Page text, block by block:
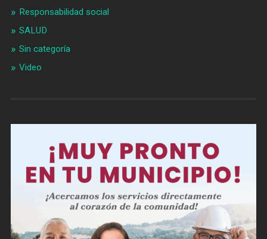
Responsabilidad social
SALUD
Sin categoría
Video